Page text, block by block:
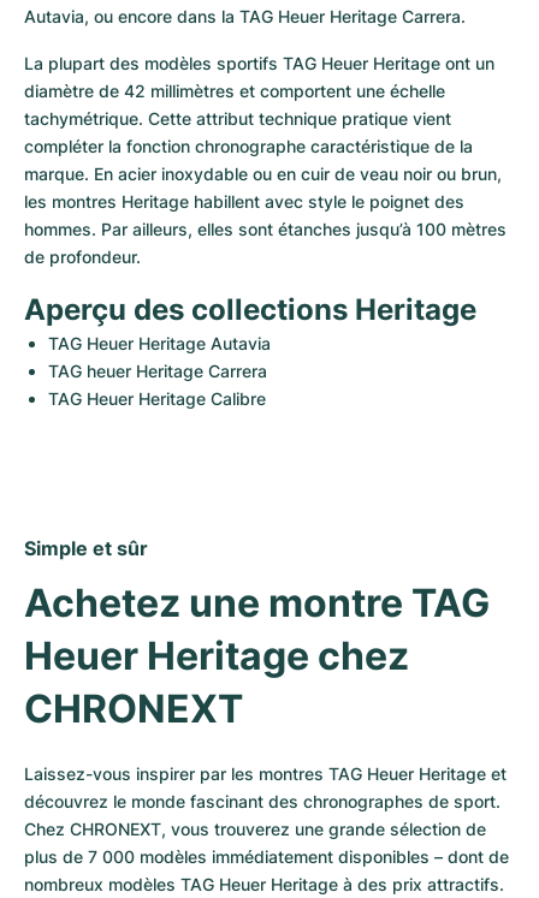
Autavia, ou encore dans la TAG Heuer Heritage Carrera.
La plupart des modèles sportifs TAG Heuer Heritage ont un
diamètre de 42 millimètres et comportent une échelle
tachymétrique. Cette attribut technique pratique vient
compléter la fonction chronographe caractéristique de la
marque. En acier inoxydable ou en cuir de veau noir ou brun,
les montres Heritage habillent avec style le poignet des
hommes. Par ailleurs, elles sont étanches jusqu’à 100 mètres
de profondeur.
Aperçu des collections Heritage
TAG Heuer Heritage Autavia
TAG heuer Heritage Carrera
TAG Heuer Heritage Calibre
Simple et sûr
Achetez une montre TAG
Heuer Heritage chez
CHRONEXT
Laissez-vous inspirer par les montres TAG Heuer Heritage et
découvrez le monde fascinant des chronographes de sport.
Chez CHRONEXT, vous trouverez une grande sélection de
plus de 7 000 modèles immédiatement disponibles – dont de
nombreux modèles TAG Heuer Heritage à des prix attractifs.